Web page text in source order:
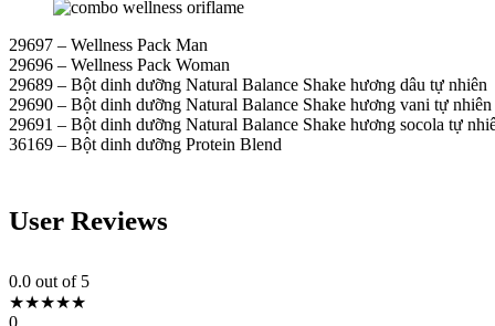
29697 – Wellness Pack Man
29696 – Wellness Pack Woman
29689 – Bột dinh dưỡng Natural Balance Shake hương dâu tự nhiên
29690 – Bột dinh dưỡng Natural Balance Shake hương vani tự nhiên
29691 – Bột dinh dưỡng Natural Balance Shake hương socola tự
36169 – Bột dinh dưỡng Protein Blend
User Reviews
0.0 out of 5
★★★★★
0